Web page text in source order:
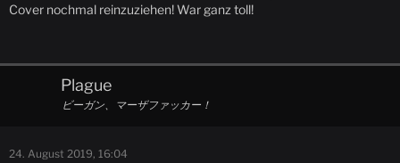
Cover nochmal reinzuziehen! War ganz toll!
Plague
ビーガン、マーザファッカー！
24. August 2019, 16:04